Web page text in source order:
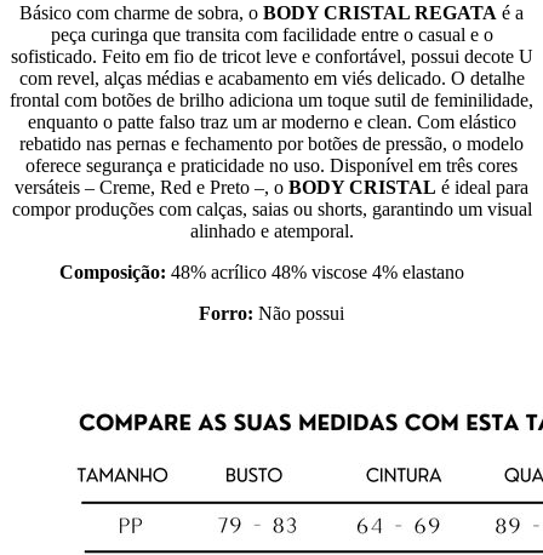
Básico com charme de sobra, o BODY CRISTAL REGATA é a
peça curinga que transita com facilidade entre o casual e o
sofisticado. Feito em fio de tricot leve e confortável, possui decote U
com revel, alças médias e acabamento em viés delicado. O detalhe
frontal com botões de brilho adiciona um toque sutil de feminilidade,
enquanto o patte falso traz um ar moderno e clean. Com elástico
rebatido nas pernas e fechamento por botões de pressão, o modelo
oferece segurança e praticidade no uso. Disponível em três cores
versáteis – Creme, Red e Preto –, o BODY CRISTAL é ideal para
compor produções com calças, saias ou shorts, garantindo um visual
alinhado e atemporal.
Composição: 48% acrílico 48% viscose 4% elastano
Forro: Não possui